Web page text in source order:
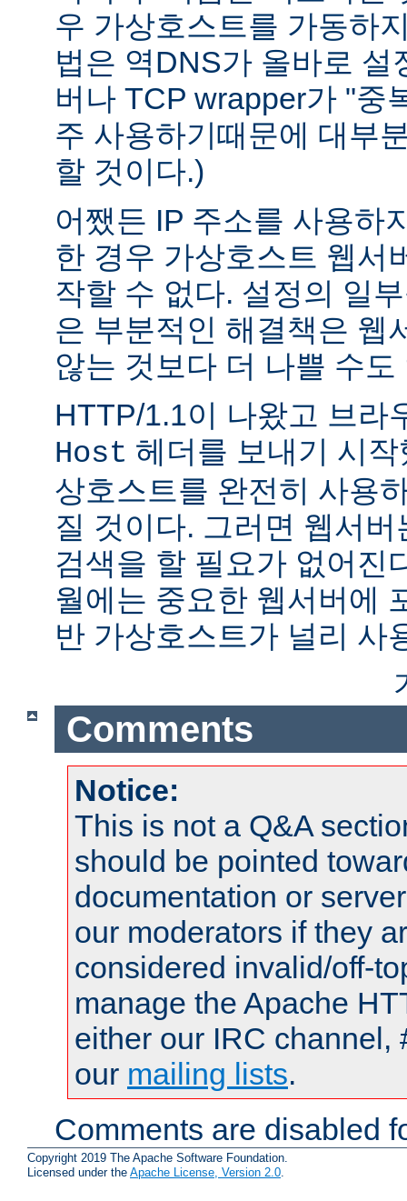
우 가상호스트를 가동하
법은 역DNS가 올바로 설
버나 TCP wrapper가 "중
주 사용하기때문에 대부
할 것이다.)
어쨌든 IP 주소를 사용하
한 경우 가상호스트 웹서
작할 수 없다. 설정의 일
은 부분적인 해결책은 웹
않는 것보다 더 나쁠 수도
HTTP/1.1이 나왔고 브라
Host 헤더를 보내기 시
상호스트를 완전히 사용
질 것이다. 그러면 웹서
검색을 할 필요가 없어진
월에는 중요한 웹서버에
반 가상호스트가 널리 사
Comments
Notice:
This is not a Q&A
should be pointed
documentation or
our moderators if they
considered invalid/off-
manage the Apache
either our IRC channel,
our mailing lists.
Comments are disabled
Copyright 2019 The Apache Software Foundation.
Licensed under the Apache License, Version 2.0.